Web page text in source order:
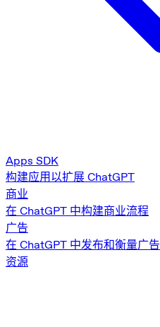
Apps SDK
构建应用以扩展 ChatGPT
商业
在 ChatGPT 中构建商业流程
广告
在 ChatGPT 中发布和衡量广告
资源